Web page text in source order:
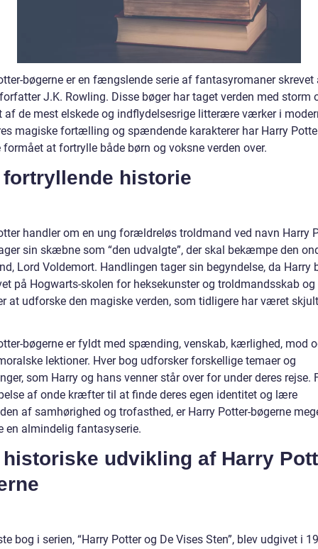
bøgerne er en fængslende serie af fantasyromaner skrevet
J.K. Rowling. Disse bøger har taget verden med storm
af de mest elskede og indflydelsesrige litterære værker i
magiske fortælling og spændende karakterer har Harry
formået at fortrylle både børn og voksne verden over.
fortryllende historie
handler om en ung forældreløs troldmand ved navn Harry
sin skæbne som “den udvalgte”, der skal bekæmpe den
Lord Voldemort. Handlingen tager sin begyndelse, da Harry
på Hogwarts-skolen for heksekunster og troldmandsskab og
at udforske den magiske verden, som tidligere har været
bøgerne er fyldt med spænding, venskab, kærlighed, mod
lektioner. Hver bog udforsker forskellige temaer og
som Harry og hans venner står over for under deres rejse.
af onde kræfter til at finde deres egen identitet og lære
af samhørighed og trofasthed, er Harry Potter-bøgerne
en almindelig fantasyserie.
historiske udvikling af Harry
bog i serien, “Harry Potter og De Vises Sten”, blev udgivet i